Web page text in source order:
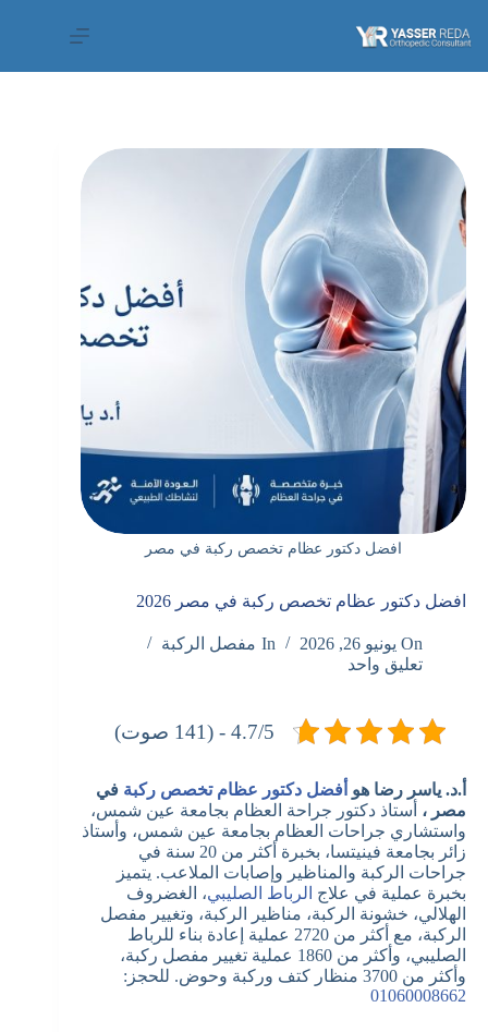
إلى
المحتوى
افضل دكتور عظام تخصص ركبة في مصر
افضل دكتور عظام تخصص ركبة في مصر 2026
On يونيو 26, 2026 In مفصل الركبة
تعليق واحد
4.7/5 - (141 صوت)
أ.د. ياسر رضا هو أفضل دكتور عظام تخصص ركبة في
مصر ، أستاذ دكتور جراحة العظام بجامعة عين شمس،
واستشاري جراحات العظام بجامعة عين شمس، وأستاذ
زائر بجامعة فينيتسا، بخبرة أكثر من 20 سنة في
جراحات الركبة والمناظير وإصابات الملاعب. يتميز
بخبرة عملية في علاج الرباط الصليبي، الغضروف
الهلالي، خشونة الركبة، مناظير الركبة، وتغيير مفصل
الركبة، مع أكثر من 2720 عملية إعادة بناء للرباط
الصليبي، وأكثر من 1860 عملية تغيير مفصل ركبة،
وأكثر من 3700 منظار كتف وركبة وحوض. للحجز:
01060008662